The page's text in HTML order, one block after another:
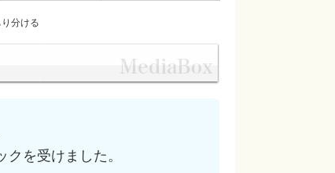
分ける
を受けました。